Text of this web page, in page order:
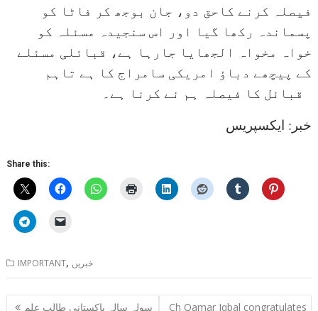
فیصلہ کرنے کاحق دو، جان بوجھ کر فاٹا کو
پسماندہ رکھا گیا اور اس سنجیدہ مسئلہ کو
خواہ مخواہ الجھایا جارہا ہے، قبائلی مسئلے
کے پیچھے دباؤ امریکی سامراج کا ہے تاہم
خبر: ایکسپریس
Share this:
IMPORTANT, خبریں
Postسولہ سالہ پاکستانی طالب علم Ch Qamar Iqbal congratulates